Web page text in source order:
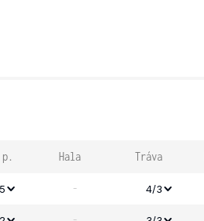
Hala Tráva
- 4/3